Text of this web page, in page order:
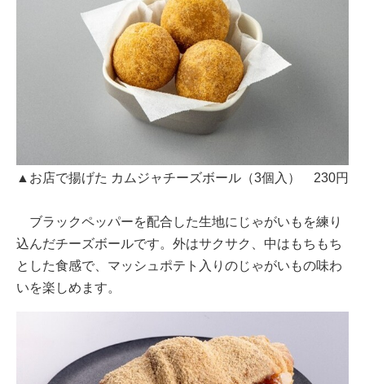
▲お店で揚げた カムジャチーズボール（3個入） 230円
ブラックペッパーを配合した生地にじゃがいもを練り
込んだチーズボールです。外はサクサク、中はもちもち
とした食感で、マッシュポテト入りのじゃがいもの味わ
いを楽しめます。